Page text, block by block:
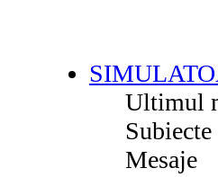
Ultimul
Subiecte
Mesaje